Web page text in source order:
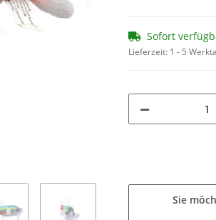
Sofort
Lieferzeit: 1 - 5
Sie